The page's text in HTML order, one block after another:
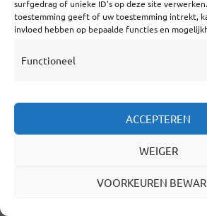
surfgedrag of unieke ID's op deze site
toestemming geeft of uw toestemming intrekt,
invloed hebben op bepaalde functies en
Functioneel
ACCEPTEREN
WEIGER
VOORKEUREN
DIT DELEN:
Mastodon
Print E-mail